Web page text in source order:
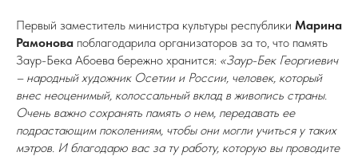
Первый заместитель министра культуры республики Марина
Рамонова поблагодарила организаторов за то, что память
Заур-Бека Абоева бережно хранится: «Заур-Бек Георгиевич
– народный художник Осетии и России, человек, который
внес неоценимый, колоссальный вклад в живопись страны.
Очень важно сохранять память о нем, передавать ее
подрастающим поколениям, чтобы они могли учиться у таких
мэтров. И благодарю вас за ту работу, которую вы проводите